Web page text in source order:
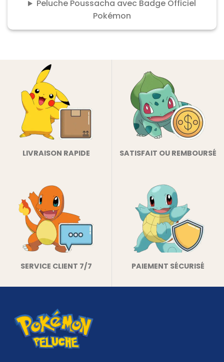
Peluche Poussacha avec Badge Officiel
Pokémon
LIVRAISON RAPIDE SATISFAIT OU REMBOURSÉ
SERVICE CLIENT 7/7 PAIEMENT SÉCURISÉ